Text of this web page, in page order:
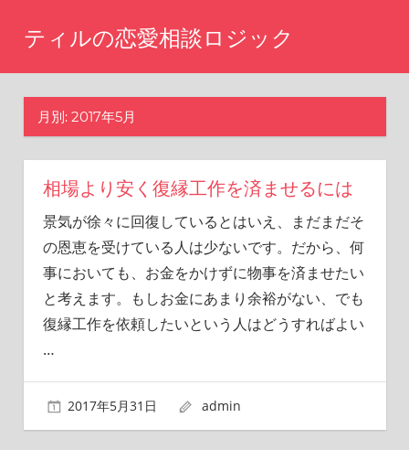
ティルの恋愛相談ロジック
に
か？
月別: 2017年5月
相場より安く復縁工作を済ませるには
景気が徐々に回復しているとはいえ、まだまだそ
の恩恵を受けている人は少ないです。だから、何
事においても、お金をかけずに物事を済ませたい
と考えます。もしお金にあまり余裕がない、でも
復縁工作を依頼したいという人はどうすればよい
…
2017年5月31日 admin